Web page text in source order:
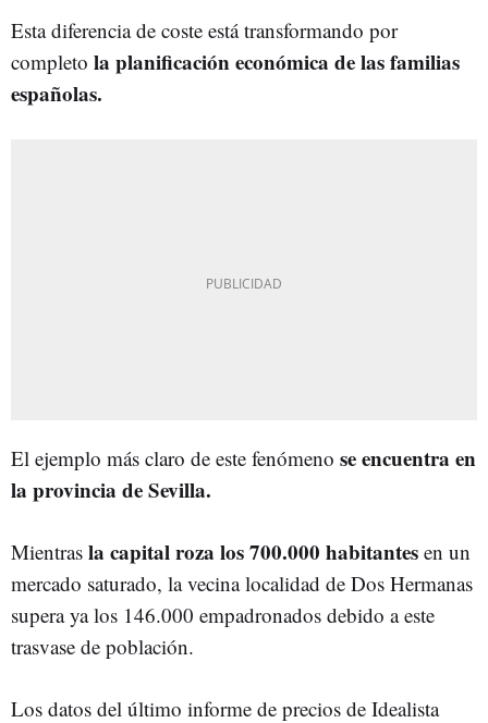
Esta diferencia de coste está transformando por
completo la planificación económica de las familias
españolas.
El ejemplo más claro de este fenómeno se encuentra en
la provincia de Sevilla.
Mientras la capital roza los 700.000 habitantes en un
mercado saturado, la vecina localidad de Dos Hermanas
supera ya los 146.000 empadronados debido a este
trasvase de población.
Los datos del último informe de precios de Idealista